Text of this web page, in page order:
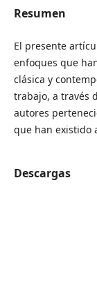
Resumen
El presente
enfoques que
clásica y
trabajo, a través
autores
que han existido
Descargas